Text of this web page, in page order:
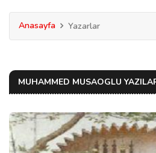
Anasayfa Yazarlar
MUHAMMED MUSAOGLU